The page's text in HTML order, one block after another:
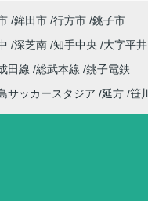
鉾田市 行方市 銚子市
深芝南 知手中央 大字平井
田線 総武本線 銚子電鉄
サッカースタジア 延方 笹川